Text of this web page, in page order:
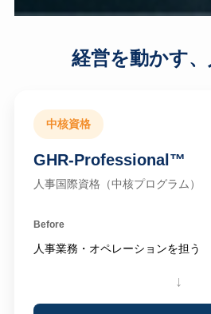
経営を動かす、
中核資格
GHR-Professional™
人事国際資格（中核プログラム）
Before
人事業務・オペレーションを担う
↓